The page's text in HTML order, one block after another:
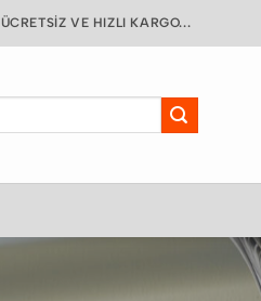
VE HIZLI KARGO...